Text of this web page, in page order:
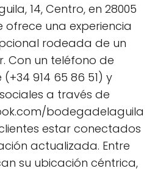
14, Centro, en 28005
ofrece una experiencia
rodeada de un
Con un teléfono de
914 65 86 51) y
a través de
bodegadelaguila
estar conectados
actualizada. Entre
su ubicación céntrica,